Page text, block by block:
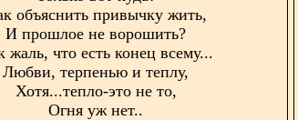
объяснить привычку жить,
И прошлое не ворошить?
жаль, что есть конец всему...
Любви, терпенью и теплу,
Хотя...тепло-это не то,
Огня уж нет..